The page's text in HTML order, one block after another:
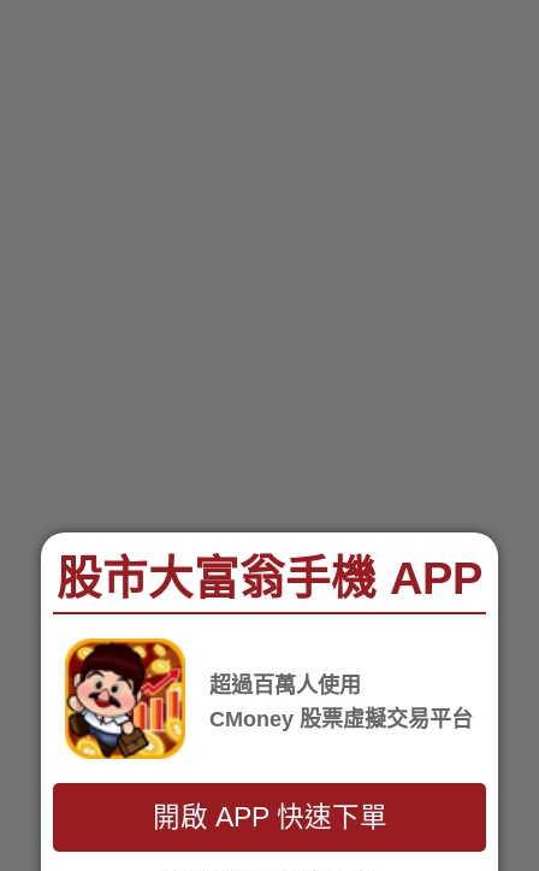
股市大富翁手機 APP
超過百萬人使用
CMoney 股票虛擬交易平台
開啟 APP 快速下單